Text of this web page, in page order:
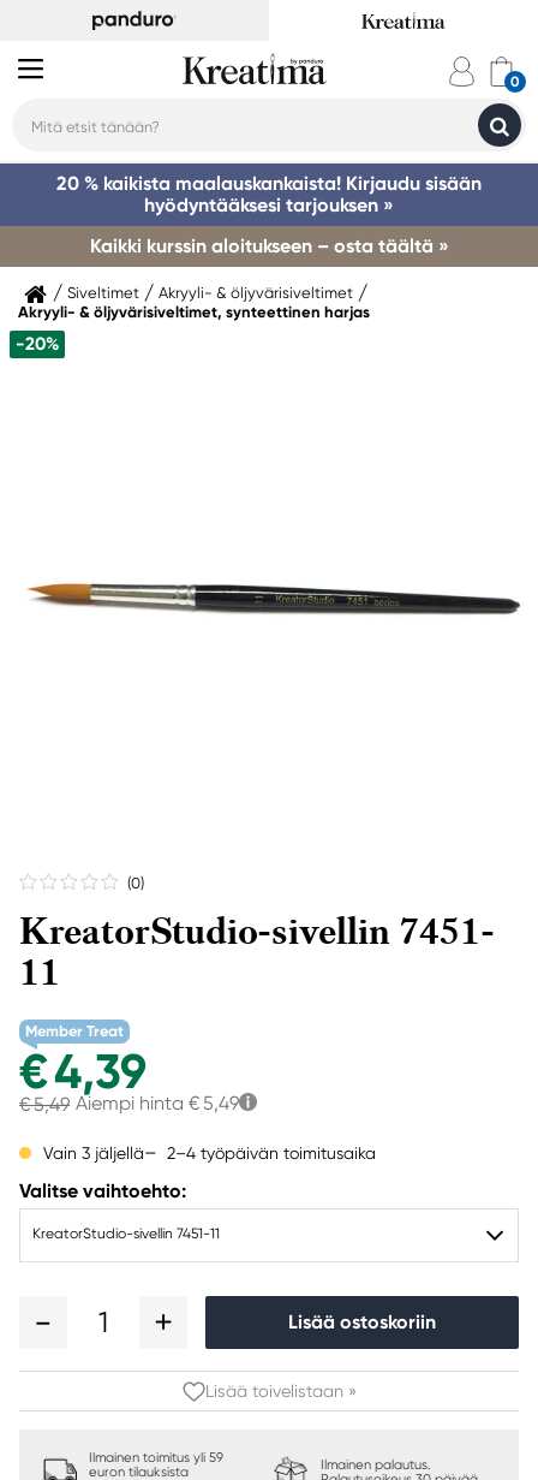
20 % kaikista maalauskankaista! Kirjaudu sisään
hyödyntääksesi tarjouksen »
Kaikki kurssin aloitukseen – osta täältä »
Siveltimet
Akryyli- & öljyvärisiveltimet
Akryyli- & öljyvärisiveltimet, synteettinen harjas
-20%
(0)
KreatorStudio-sivellin 7451-
11
Member Treat
€ 4,39
€ 5,49 Aiempi hinta € 5,49
Vain 3 jäljellä 2–4 työpäivän toimitusaika
Valitse vaihtoehto:
KreatorStudio-sivellin 7451-11
1 Lisää ostoskoriin
Lisää toivelistaan »
Ilmainen toimitus yli 59
euron tilauksista
Ilmainen palautus.